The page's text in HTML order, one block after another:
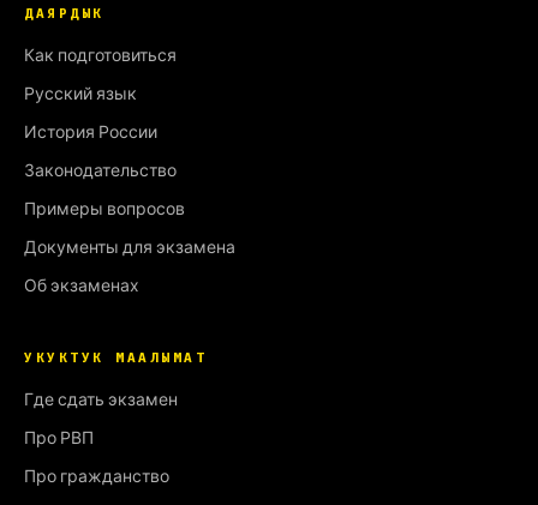
ДАЯРДЫК
Как подготовиться
Русский язык
История России
Законодательство
Примеры вопросов
Документы для экзамена
Об экзаменах
УКУКТУК МААЛЫМАТ
Где сдать экзамен
Про РВП
Про гражданство